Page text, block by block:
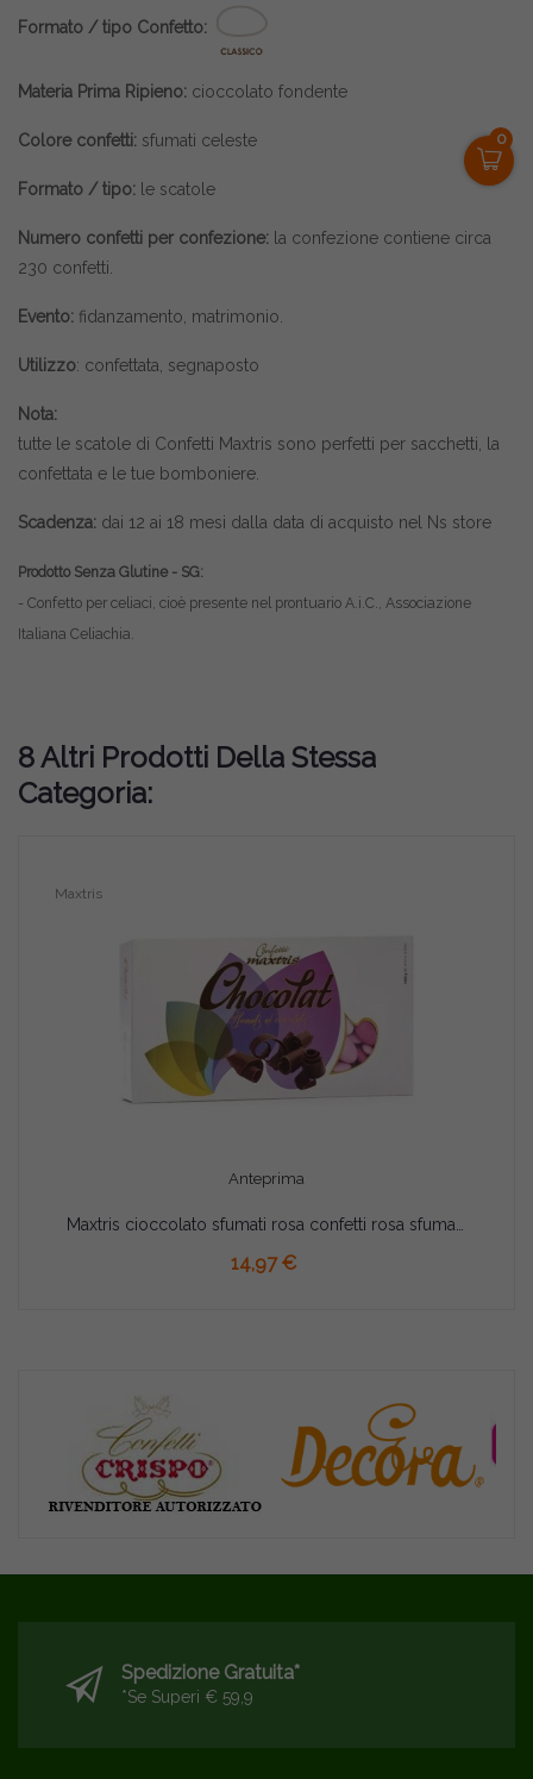
0
Formato / tipo Confetto:
Materia Prima Ripieno: cioccolato fondente
Colore confetti: sfumati celeste
Formato / tipo: le scatole
Numero confetti per confezione: la confezione contiene circa
230 confetti
Evento: fidanzamento, matrimonio.
Utilizzo: confettata, segnaposto
Nota:
tutte le scatole di Confetti Maxtris sono perfetti per sacchetti, la
confettata e le tue bomboniere.
Scadenza: dai 12 ai 18 mesi dalla data di acquisto nel Ns store
Prodotto Senza Glutine - SG:
- Confetto per celiaci, cioè presente nel prontuario A.i.C., Associazione
Italiana Celiachia.
8 Altri Prodotti Della Stessa
Categoria:
Anteprima
Maxtris
14,97 €
Spedizione Gratuita*
*se Superi € 59,9